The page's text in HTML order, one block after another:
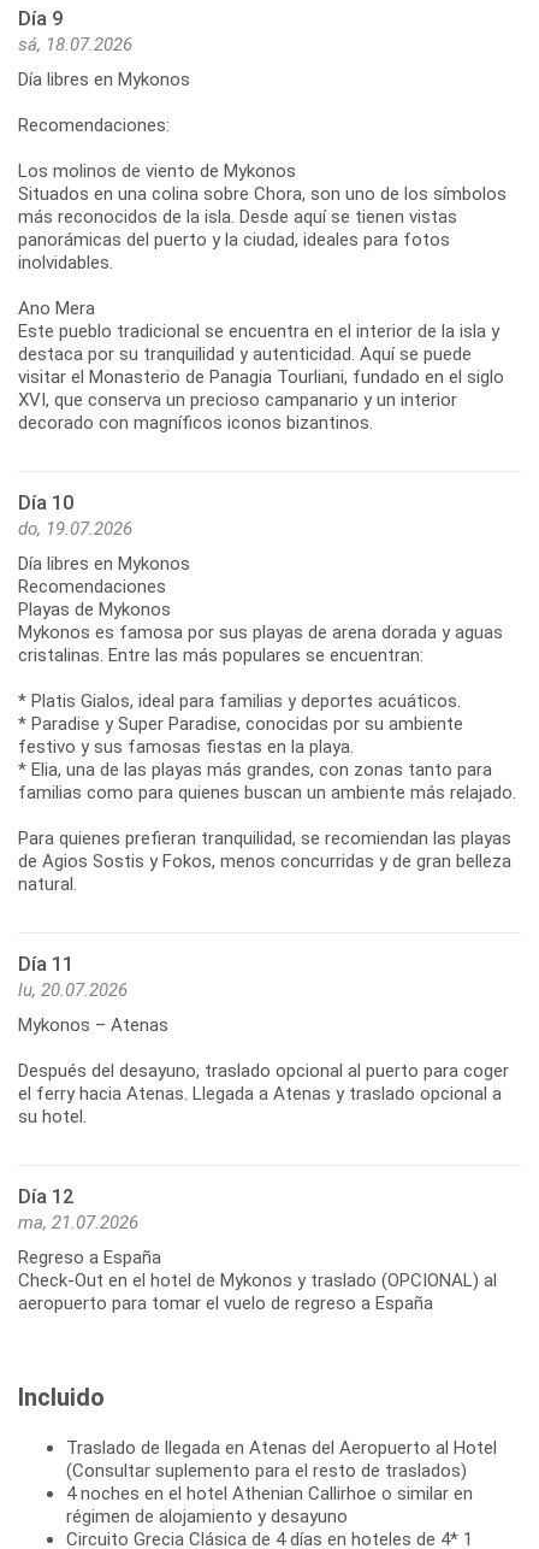
Día 9
sá, 18.07.2026
Día libres en Mykonos
Recomendaciones:
Los molinos de viento de Mykonos
Situados en una colina sobre Chora, son uno de los símbolos
más reconocidos de la isla. Desde aquí se tienen vistas
panorámicas del puerto y la ciudad, ideales para fotos
inolvidables.
Ano Mera
Este pueblo tradicional se encuentra en el interior de la isla y
destaca por su tranquilidad y autenticidad. Aquí se puede
visitar el Monasterio de Panagia Tourliani, fundado en el siglo
XVI, que conserva un precioso campanario y un interior
decorado con magníficos iconos bizantinos.
Día 10
do, 19.07.2026
Día libres en Mykonos
Recomendaciones
Playas de Mykonos
Mykonos es famosa por sus playas de arena dorada y aguas
cristalinas. Entre las más populares se encuentran:
* Platis Gialos, ideal para familias y deportes acuáticos.
* Paradise y Super Paradise, conocidas por su ambiente
festivo y sus famosas fiestas en la playa.
* Elia, una de las playas más grandes, con zonas tanto para
familias como para quienes buscan un ambiente más relajado.
Para quienes prefieran tranquilidad, se recomiendan las playas
de Agios Sostis y Fokos, menos concurridas y de gran belleza
Día 11
lu, 20.07.2026
Mykonos – Atenas
Después del desayuno, traslado opcional al puerto para coger
el ferry hacia Atenas. Llegada a Atenas y traslado opcional a
Día 12
ma, 21.07.2026
Regreso a España
Check-Out en el hotel de Mykonos y traslado (OPCIONAL) al
aeropuerto para tomar el vuelo de regreso a España
Incluido
Traslado de llegada en Atenas del Aeropuerto al Hotel
(Consultar suplemento para el resto de traslados)
4 noches en el hotel Athenian Callirhoe o similar en
régimen de alojamiento y desayuno
Circuito Grecia Clásica de 4 días en hoteles de 4* 1